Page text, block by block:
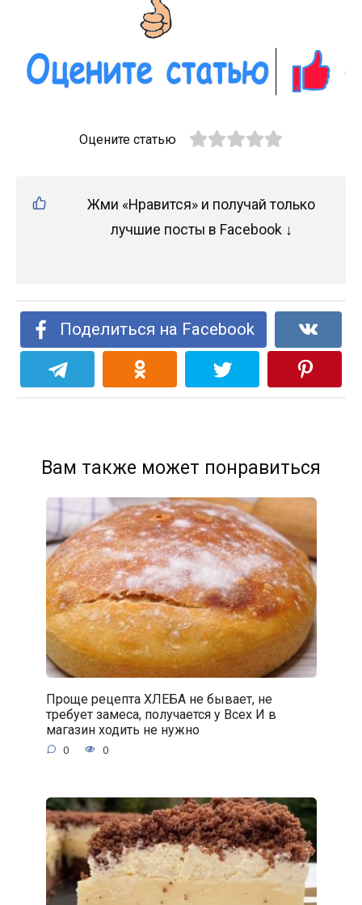
Оцените статью
Жми «Нравится» и получай только
лучшие посты в Facebook ↓
Поделиться на Facebook
Вам также может понравиться
Проще рецепта ХЛЕБА не бывает, не
требует замеса, получается у Всех И в
магазин ходить не нужно
0 0